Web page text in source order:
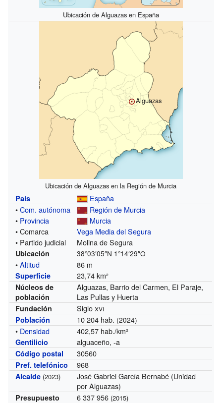
Ubicación de Alguazas en España
Alguazas
Ubicación de Alguazas en la Región de Murcia
País
España
•Com. autónoma
Región de Murcia
• Provincia
Murcia
• Comarca
Vega Media del Segura
• Partido judicial
Molina de Segura
Ubicación 38°03′05″N 1°14′29″O
•Altitud 86 m
Superficie 23,74 km²
Núcleos de
población
Alguazas, Barrio del Carmen, El Paraje,
Las Pullas y Huerta
Fundación Sigloxvi
Población 10 204 hab. (2024)
• Densidad 402,57 hab./km²
Gentilicio alguaceño, -a
Código postal 30560
Pref. telefónico 968
Alcalde (2023)
José Gabriel García Bernabé (Unidad
por Alguazas)
Presupuesto 6 337 956 (2015)